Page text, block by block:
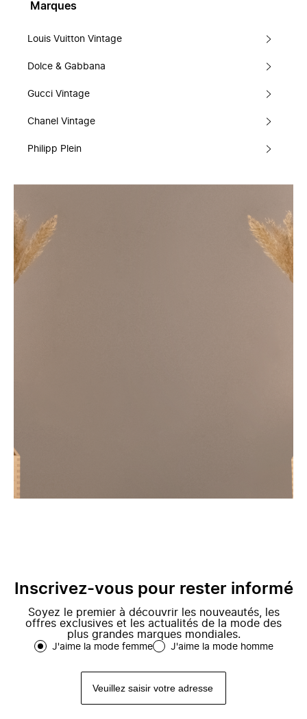
Marques
Louis Vuitton Vintage
Dolce & Gabbana
Gucci Vintage
Chanel Vintage
Philipp Plein
Inscrivez-vous pour rester informé
Soyez le premier à découvrir les nouveautés, les
offres exclusives et les actualités de la mode des
plus grandes marques mondiales.
J'aime la mode femme J'aime la mode homme